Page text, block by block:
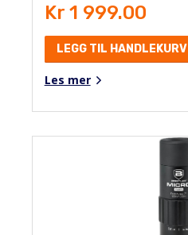
Kr 1 999.00
LEGG TIL HANDLEKURV
Les mer